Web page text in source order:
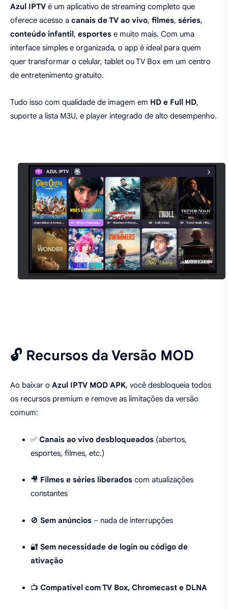
Azul IPTV é um aplicativo de streaming completo que
oferece acesso a canais de TV ao vivo, filmes, séries,
conteúdo infantil , esportes e muito mais. Com uma
interface simples e organizada, o app é ideal para quem
quer transformar o celular, tablet ou TV Box em um centro
de entretenimento gratuito.
Tudo isso com qualidade de imagem em HD e Full HD,
suporte a lista M3U, e player integrado de alto desempenho.
🔓 Recursos da Versão MOD
Ao baixar o Azul IPTV MOD APK, você desbloqueia todos
os recursos premium e remove as limitações da versão
comum:
✅ Canais ao vivo desbloqueados (abertos,
esportes, filmes, etc.)
🎥 Filmes e séries liberados com atualizações
constantes
🚫 Sem anúncios – nada de interrupções
🔐 Sem necessidade de login ou código de
ativação
📺 Compatível com TV Box, Chromecast e DLNA